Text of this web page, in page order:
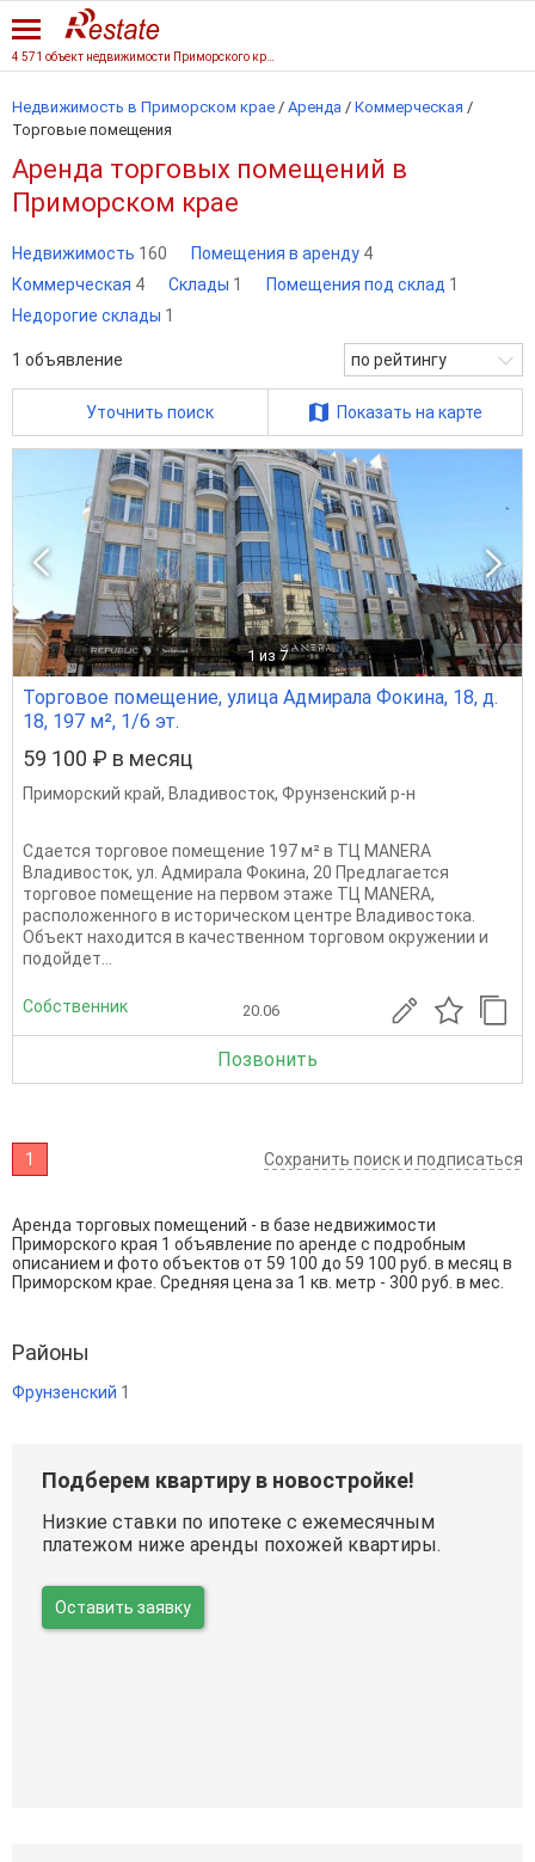
Недвижимость в Приморском крае / Аренда / Коммерческая /
Торговые помещения
Аренда торговых помещений в
Приморском крае
Недвижимость 160 Помещения в аренду 4
Коммерческая 4 Склады 1 Помещения под склад 1
Недорогие склады 1
1 объявление по рейтингу
Уточнить поиск Показать на карте
1 из 7
Торговое помещение, улица Адмирала Фокина, 18, д.
18, 197 м², 1/6 эт.
59 100 ₽ в месяц
Приморский край, Владивосток, Фрунзенский р-н
Сдается торговое помещение 197 м² в ТЦ MANERA
Владивосток, ул. Адмирала Фокина, 20 Предлагается
торговое помещение на первом этаже ТЦ MANERA,
расположенного в историческом центре Владивостока.
Объект находится в качественном торговом окружении и
подойдет...
Собственник 20.06
Позвонить
1 Сохранить поиск и подписаться
Аренда торговых помещений - в базе недвижимости
Приморского края 1 объявление по аренде с подробным
описанием и фото объектов от 59 100 до 59 100 руб. в месяц в
Приморском крае. Средняя цена за 1 кв. метр - 300 руб. в мес.
Районы
Фрунзенский 1
Подберем квартиру в новостройке!
Низкие ставки по ипотеке с ежемесячным
платежом ниже аренды похожей квартиры.
Оставить заявку